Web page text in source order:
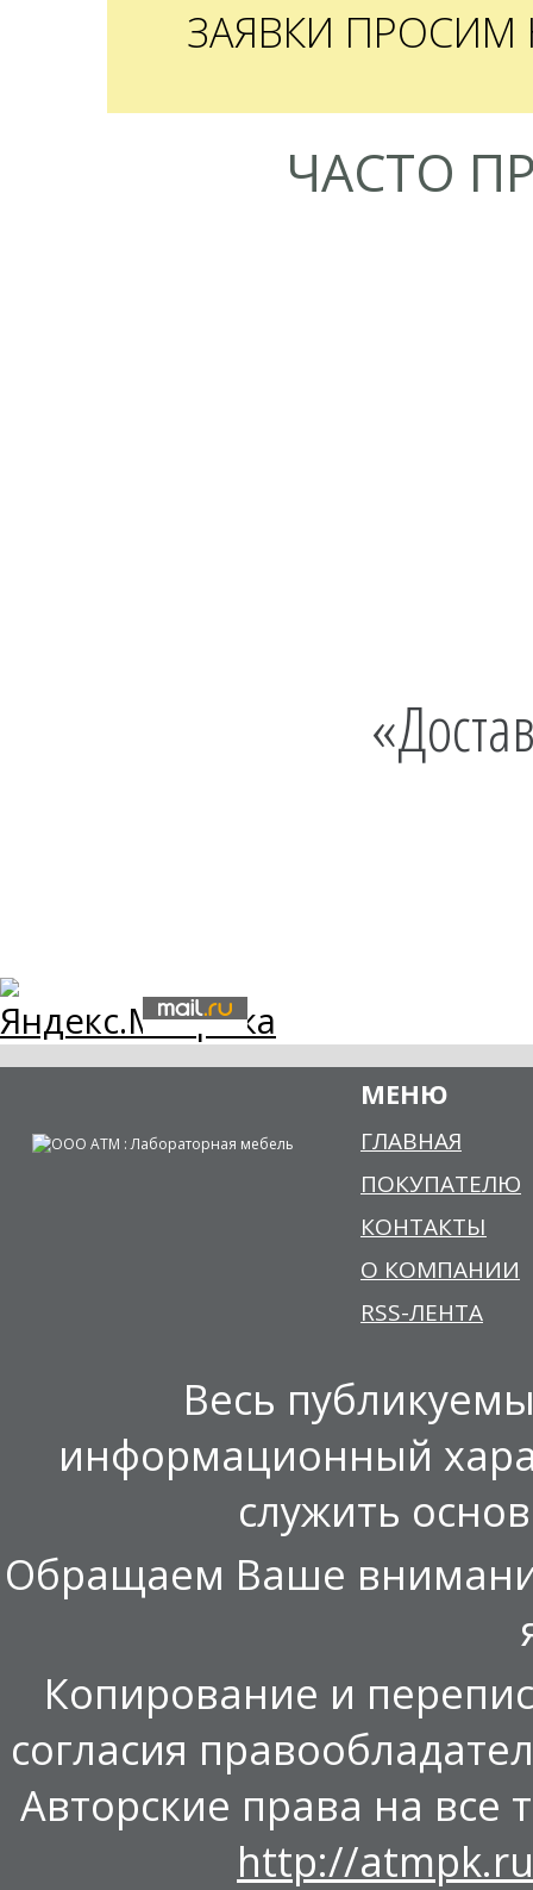
ЗАЯВКИ
ЧАСТО
МЕНЮ
ГЛАВНАЯ
ПОКУПАТЕЛЮ
КОНТАКТЫ
О КОМПАНИИ
RSS-ЛЕНТА
Весь
информационный
служить
Обращаем Ваше
Копирование и
согласия
Авторские права на все
http://